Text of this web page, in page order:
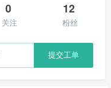
0
关注
12
粉丝
提交工单